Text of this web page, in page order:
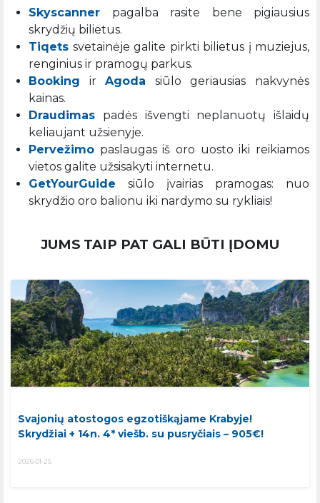
Skyscanner pagalba rasite bene pigiausius
skrydžių bilietus.
Tiqets svetainėje galite pirkti bilietus į muziejus,
renginius ir pramogų parkus.
Booking irAgoda siūlo geriausias nakvynės
kainas.
Draudimas padės išvengti neplanuotų išlaidų
keliaujant užsienyje.
Pervežimo paslaugas iš oro uosto iki reikiamos
vietos galite užsisakyti internetu.
GetYourGuide siūlo įvairias pramogas: nuo
skrydžio oro balionu iki nardymo su rykliais!
JUMS TAIP PAT GALI BŪTI ĮDOMU
Svajonių atostogos egzotiškąjame Krabyje!
Skrydžiai + 14n. 4* viešb. su pusryčiais – 905€!
2026-01-25